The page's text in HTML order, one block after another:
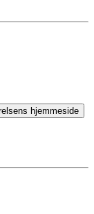
hjemmeside